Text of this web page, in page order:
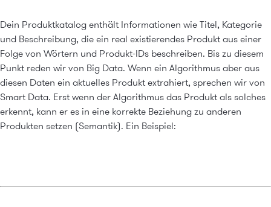
Dein Produktkatalog enthält Informationen wie Titel, Kategorie
und Beschreibung, die ein real existierendes Produkt aus einer
Folge von Wörtern und Produkt-IDs beschreiben. Bis zu diesem
Punkt reden wir von Big Data. Wenn ein Algorithmus aber aus
diesen Daten ein aktuelles Produkt extrahiert, sprechen wir von
Smart Data. Erst wenn der Algorithmus das Produkt als solches
erkennt, kann er es in eine korrekte Beziehung zu anderen
Produkten setzen (Semantik). Ein Beispiel: